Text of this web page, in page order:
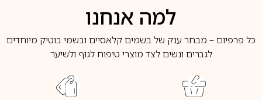
למה אנחנו
כל פרפיום – מבחר ענק של בשמים קלאסיים ובשמי בוטיק מיוחדים
לגברים ונשים לצד מוצרי טיפוח לגוף ולשיער